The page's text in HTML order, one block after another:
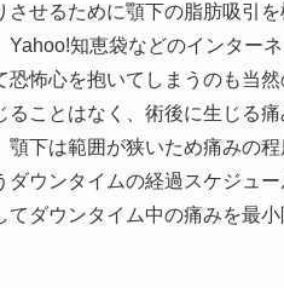
せるために顎下の脂肪吸引
知恵袋などのインター
怖心を抱いてしまうのも当
ことはなく、術後に生じる
下は範囲が狭いため痛みの
ウンタイムの経過スケジュ
ダウンタイム中の痛みを最